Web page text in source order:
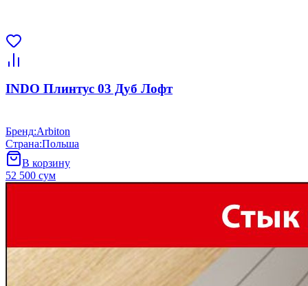
INDO Плинтус 03 Дуб Лофт
Бренд:Arbiton
Страна:Польша
В корзину
52 500 сум